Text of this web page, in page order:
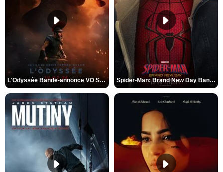
L'Odyssée Bande-annonce VO STFR Spider-Man: Brand New Day Bande-annonce VO STFR